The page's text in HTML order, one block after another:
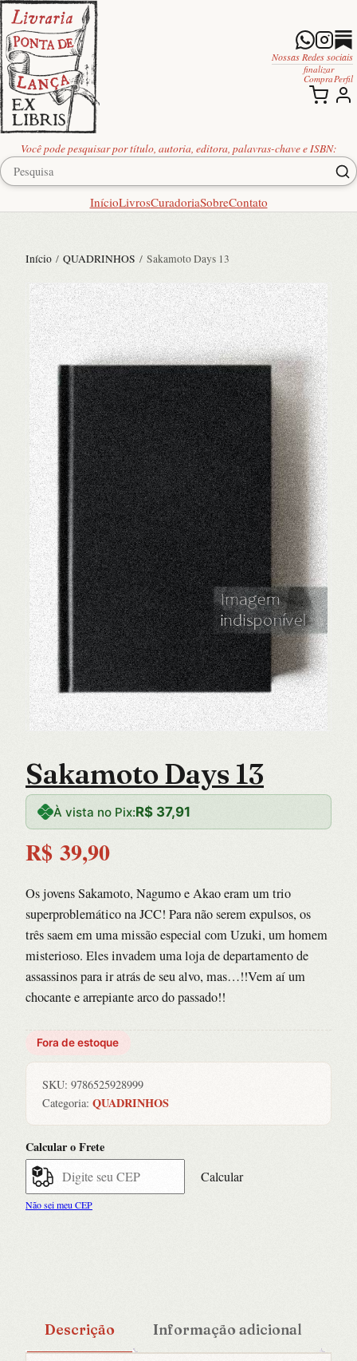
Você pode pesquisar por título, autoria, editora, palavras-chave e ISBN:
InícioLivrosCuradoriaSobreContato
Nossas Redes sociais
finalizar
Compra Perfil
Início / QUADRINHOS / Sakamoto Days 13
Sakamoto Days 13
À vista no Pix:R$ 37,91
R$ 39,90
Os jovens Sakamoto, Nagumo e Akao eram um trio
superproblemático na JCC! Para não serem expulsos, os
três saem em uma missão especial com Uzuki, um homem
misterioso. Eles invadem uma loja de departamento de
assassinos para ir atrás de seu alvo, mas…!!Vem aí um
chocante e arrepiante arco do passado!!
Fora de estoque
SKU: 9786525928999
Categoria: QUADRINHOS
Calcular o Frete
Calcular
Não sei meu CEP
Descrição Informação adicional